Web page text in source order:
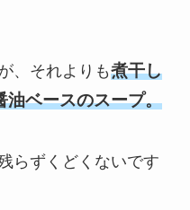
、それよりも煮干し
油ベースのスープ。
らずくどくないです